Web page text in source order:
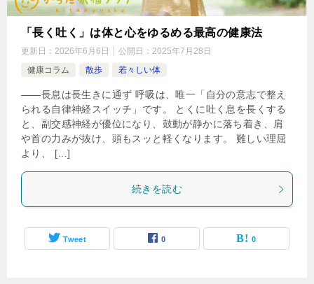
「長く吐く」は体と心をゆるめる最高の健康法
更新日： 2026年6月6日 公開日： 2025年7月28日
健康コラム
散歩 若々しい体
――長息は長生きに通ず 呼吸は、唯一「自分の意志で整え
られる自律神経スイッチ」です。 とくに吐く息を長くする
と、副交感神経が優位になり、鼓動が静かに落ち着き、肩
や首の力みが抜け、頭もスッと軽くなります。 難しい理屈
より、 […]
続きを読む
Tweet 0 0